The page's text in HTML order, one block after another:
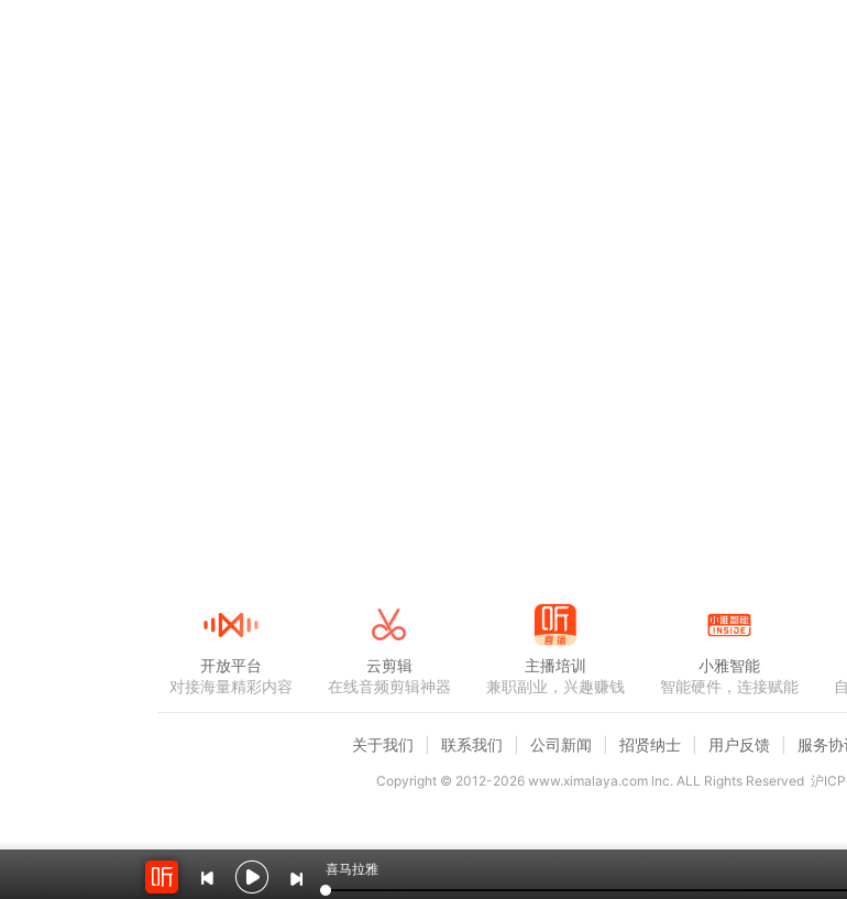
喜马拉雅
开放平台
对接海量精彩内容
云剪辑
在线音频剪辑神器
主播培训
兼职副业，兴趣赚钱
小雅智能
智能硬件，连接赋能
关于我们 联系我们 公司新闻 招贤纳士 用户反馈 服务协
Copyright © 2012-2026www.ximalaya.com lnc. ALL Rights Reserved 沪